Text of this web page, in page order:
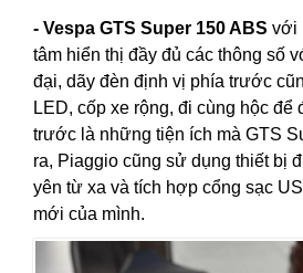
- Vespa GTS Super 150 ABS với
tâm hiển thị đầy đủ các thông số
đại, dãy đèn định vị phía trước
LED, cốp xe rộng, đi cùng hộc để
trước là những tiện ích mà GTS
ra, Piaggio cũng sử dụng thiết bị
yên từ xa và tích hợp cổng sạc
mới của mình.